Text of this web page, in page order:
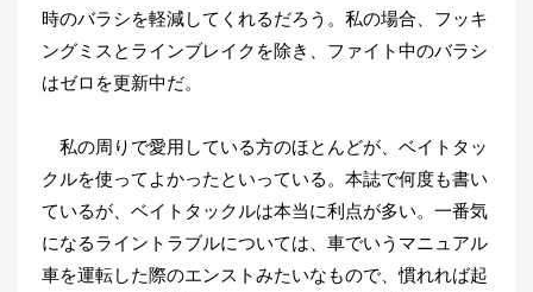
時のバラシを軽減してくれるだろう。私の場合、フッキ
ングミスとラインブレイクを除き、ファイト中のバラシ
はゼロを更新中だ。
私の周りで愛用している方のほとんどが、ベイトタッ
クルを使ってよかったといっている。本誌で何度も書い
ているが、ベイトタックルは本当に利点が多い。一番気
になるライントラブルについては、車でいうマニュアル
車を運転した際のエンストみたいなもので、慣れれば起